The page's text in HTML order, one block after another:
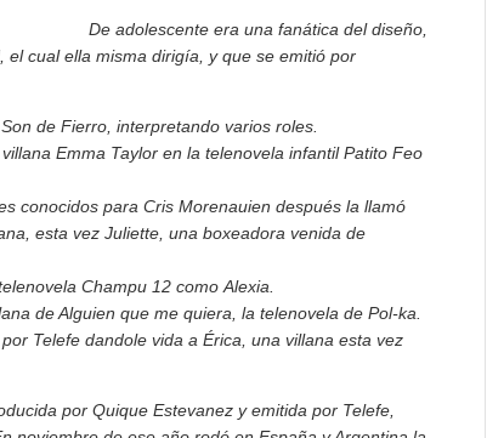
De adolescente era una fanática del diseño,
cual ella misma dirigía, y que se emitió por
de Fierro, interpretando varios roles.
Emma Taylor en la telenovela infantil Patito Feo
conocidos para Cris Morenauien después la llamó
esta vez Juliette, una boxeadora venida de
Champu 12 como Alexia.
de Alguien que me quiera, la telenovela de Pol-ka.
Telefe dandole vida a Érica, una villana esta vez
por Quique Estevanez y emitida por Telefe,